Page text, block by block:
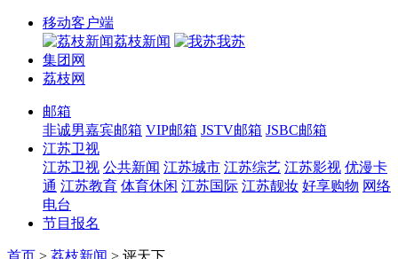
移动客户端
荔枝新闻
我苏
集团网
荔枝网
邮箱
非诚男嘉宾邮箱 VIP邮箱 JSTV邮箱 JSBC邮箱
江苏卫视
江苏卫视 公共新闻 江苏城市 江苏综艺 江苏影视 优漫卡
通 江苏教育 体育休闲 江苏国际 江苏靓妆 好享购物 网络
电台
节目报名
首页 > 荔枝新闻 > 评天下